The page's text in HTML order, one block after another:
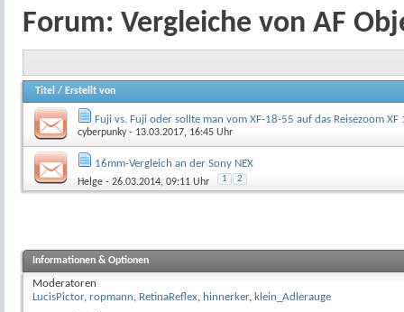
Forum: Vergleiche von AF
Titel / Erstellt von
Fuji vs. Fuji oder sollte man vom XF-18-55 auf das Reisezoom
cyberpunky- 13.03.2017, 16:45 Uhr
16mm-Vergleich an der Sony NEX
Helge - 26.03.2014, 09:11 Uhr 1 2
Informationen & Optionen
Moderatoren
LucisPictor, ropmann, RetinaReflex, hinnerker, klein_Adlerauge